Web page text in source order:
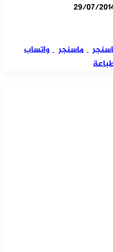
29/07/
ماسنجر
واتساب